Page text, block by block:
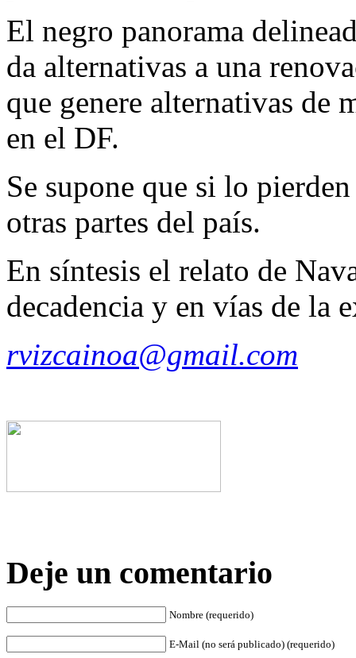
El negro panorama
da alternativas a una
que genere alternativas de
en el DF.
Se supone que si lo
otras partes del país.
En síntesis el relato de
decadencia y en vías­ de la
rvizcainoa@gmail.com
Deje un comentario
Nombre (requerido)
E-Mail (no será publicado) (requerido)